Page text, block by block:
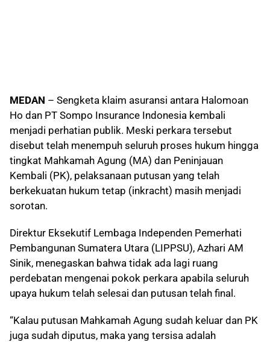
MEDAN – Sengketa klaim asuransi antara Halomoan
Ho dan PT Sompo Insurance Indonesia kembali
menjadi perhatian publik. Meski perkara tersebut
disebut telah menempuh seluruh proses hukum hingga
tingkat Mahkamah Agung (MA) dan Peninjauan
Kembali (PK), pelaksanaan putusan yang telah
berkekuatan hukum tetap (inkracht) masih menjadi
sorotan.
Direktur Eksekutif Lembaga Independen Pemerhati
Pembangunan Sumatera Utara (LIPPSU), Azhari AM
Sinik, menegaskan bahwa tidak ada lagi ruang
perdebatan mengenai pokok perkara apabila seluruh
upaya hukum telah selesai dan putusan telah final.
“Kalau putusan Mahkamah Agung sudah keluar dan PK
juga sudah diputus, maka yang tersisa adalah